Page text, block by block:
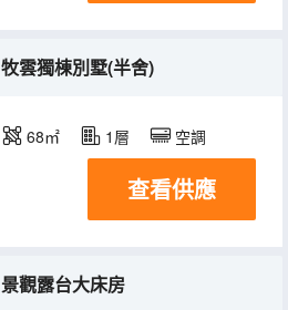
牧雲獨棟別墅(半舍)
68㎡ 1層 空調
查看供應
景觀露台大床房